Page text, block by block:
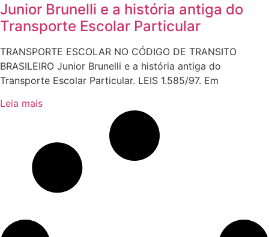
Junior Brunelli e a história antiga do
Transporte Escolar Particular
TRANSPORTE ESCOLAR NO CÓDIGO DE TRANSITO
BRASILEIRO Junior Brunelli e a história antiga do
Transporte Escolar Particular. LEIS 1.585/97. Em
Leia mais